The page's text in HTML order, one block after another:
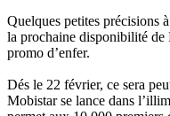
Quelques petites précisions
la prochaine disponibilité
promo d’enfer.
Dés le 22 février, ce sera
Mobistar se lance dans